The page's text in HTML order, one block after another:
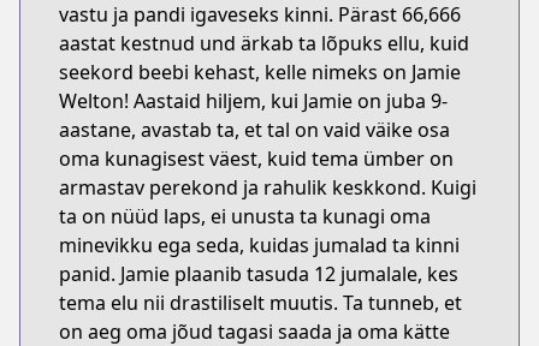
vastu ja pandi igaveseks kinni. Pärast 66,666
aastat kestnud und ärkab ta lõpuks ellu, kuid
seekord beebi kehast, kelle nimeks on Jamie
Welton! Aastaid hiljem, kui Jamie on juba 9-
aastane, avastab ta, et tal on vaid väike osa
oma kunagisest väest, kuid tema ümber on
armastav perekond ja rahulik keskkond. Kuigi
ta on nüüd laps, ei unusta ta kunagi oma
minevikku ega seda, kuidas jumalad ta kinni
panid. Jamie plaanib tasuda 12 jumalale, kes
tema elu nii drastiliselt muutis. Ta tunneb, et
on aeg oma jõud tagasi saada ja oma kätte